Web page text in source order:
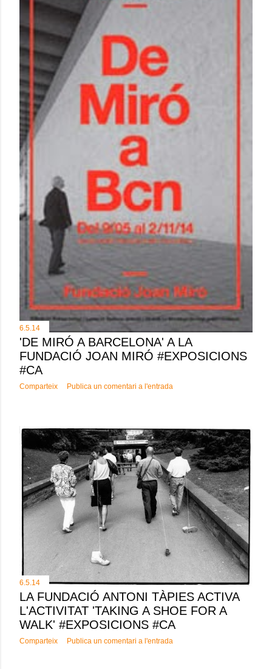
6.5.14
'DE MIRÓ A BARCELONA' A LA
FUNDACIÓ JOAN MIRÓ #EXPOSICIONS
#CA
Comparteix Publica un comentari a l'entrada
6.5.14
LA FUNDACIÓ ANTONI TÀPIES ACTIVA
L'ACTIVITAT 'TAKING A SHOE FOR A
WALK' #EXPOSICIONS #CA
Comparteix Publica un comentari a l'entrada